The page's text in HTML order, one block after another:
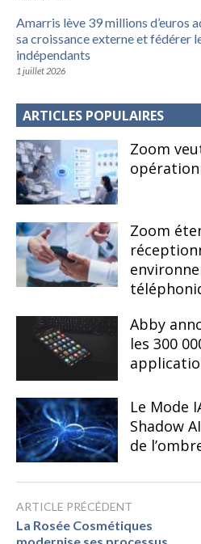
Amarris lève 39 millions d’euros
sa croissance externe et fédérer
indépendants
1 juillet 2026
ARTICLES POPULAIRES
Zoom
Zoom
Abby
les 300
Le Mode
Shadow
de
ARTICLE PRÉCÉDENT
La Rosée Cosmétiques